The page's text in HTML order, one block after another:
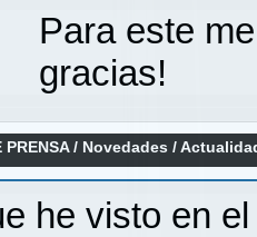
Para este
gracias!
PRENSA/ Novedades /
un librojuego con 3000
he visto en